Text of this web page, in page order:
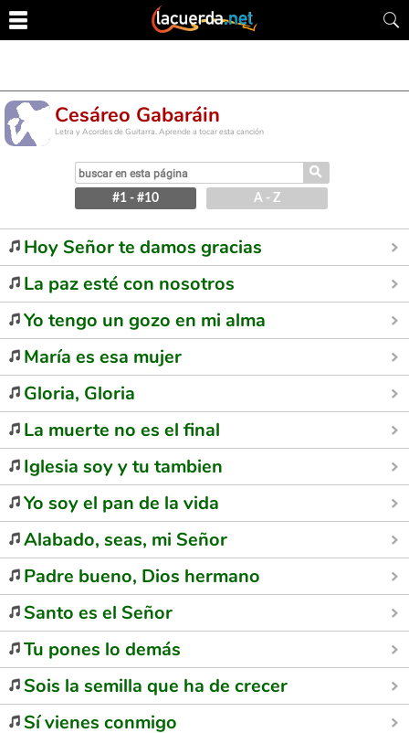
Cesáreo Gabaráin
Letra y Acordes de Guitarra. Aprende a tocar esta canción
⚲
#1 - #10 A - Z
Hoy Señor te damos gracias
La paz esté con nosotros
Yo tengo un gozo en mi alma
María es esa mujer
Gloria, Gloria
La muerte no es el final
Iglesia soy y tu tambien
Yo soy el pan de la vida
Alabado, seas, mi Señor
Padre bueno, Dios hermano
Santo es el Señor
Tu pones lo demás
Sois la semilla que ha de crecer
Sí vienes conmigo